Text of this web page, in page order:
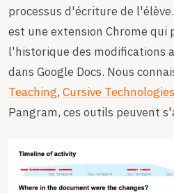
processus d'écriture de
est une extension Chrome
l'historique des modifications
dans Google Docs. Nous
Teaching, Cursive Technologies
Pangram, ces outils peuvent